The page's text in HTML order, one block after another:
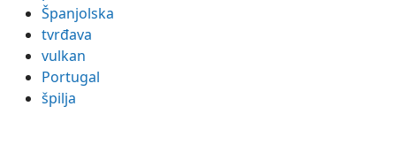
Španjolska
tvrđava
vulkan
Portugal
špilja